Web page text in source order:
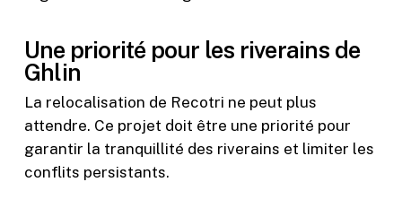
Une priorité pour les riverains de
Ghlin
La relocalisation de Recotri ne peut plus
attendre. Ce projet doit être une priorité pour
garantir la tranquillité des riverains et limiter les
conflits persistants.